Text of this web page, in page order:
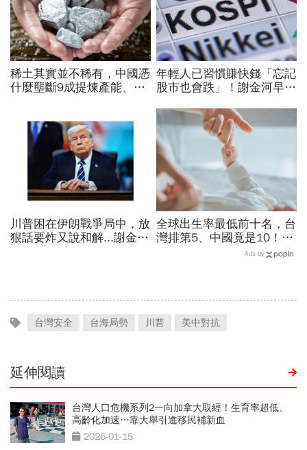
稀土其實並不稀有，中國憑
什麼壟斷9成提煉產能、掐
的事
年輕人已習慣賺快錢「忘記
股市也會跌」！謝金河早一
出事：根本把投資人丟火坑
川普困在伊朗戰爭局中，放
狠話要炸又說和解...謝金河
全球出生率最低前十名，台
灣排第5、中國竟是10！亞
洲4國入榜「無聲危機」，
Ads by
台灣安全 台海局勢 川普 美中對抗
延伸閱讀
台灣人口危機系列2一向加拿大取經！生育率超低、
高齡化加速…靠大舉引進移民補新血
2026-01-15